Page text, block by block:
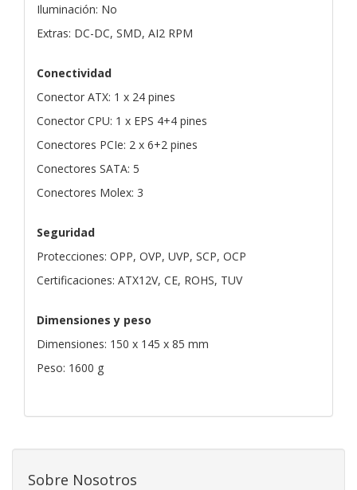
Iluminación: No
Extras: DC-DC, SMD, AI2 RPM
Conectividad
Conector ATX: 1 x 24 pines
Conector CPU: 1 x EPS 4+4 pines
Conectores PCIe: 2 x 6+2 pines
Conectores SATA: 5
Conectores Molex: 3
Seguridad
Protecciones: OPP, OVP, UVP, SCP, OCP
Certificaciones: ATX12V, CE, ROHS, TUV
Dimensiones y peso
Dimensiones: 150 x 145 x 85 mm
Peso: 1600 g
Sobre Nosotros